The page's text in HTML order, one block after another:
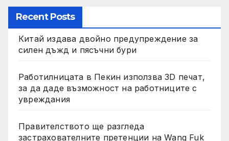
Recent Posts
Китай издава двойно предупреждение за
силен дъжд и пясъчни бури
Работилницата в Пекин използва 3D печат,
за да даде възможност на работниците с
увреждания
Правителството ще разгледа
застрахователните претенции на Wang Fuk